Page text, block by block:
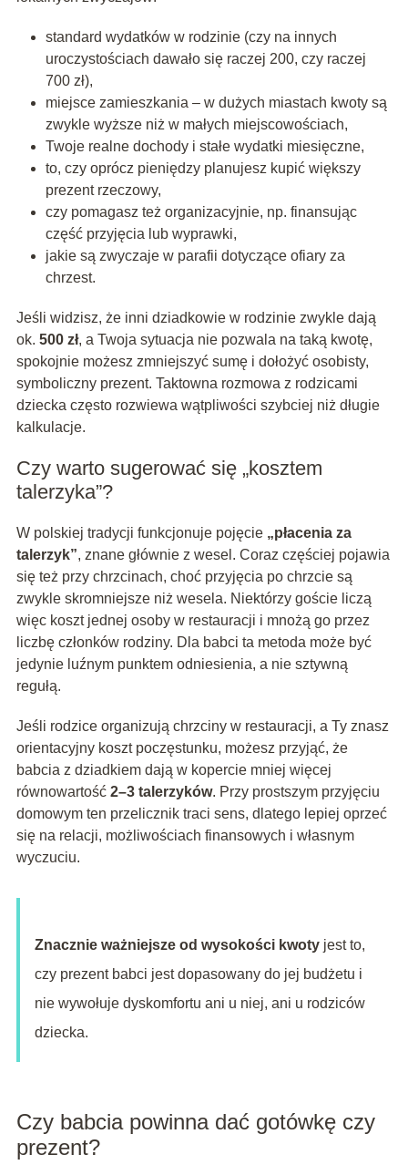
standard wydatków w rodzinie (czy na innych
uroczystościach dawało się raczej 200, czy raczej
700 zł),
miejsce zamieszkania – w dużych miastach kwoty są
zwykle wyższe niż w małych miejscowościach,
Twoje realne dochody i stałe wydatki miesięczne,
to, czy oprócz pieniędzy planujesz kupić większy
prezent rzeczowy,
czy pomagasz też organizacyjnie, np. finansując
część przyjęcia lub wyprawki,
jakie są zwyczaje w parafii dotyczące ofiary za
chrzest.
Jeśli widzisz, że inni dziadkowie w rodzinie zwykle dają
ok. 500 zł, a Twoja sytuacja nie pozwala na taką kwotę,
spokojnie możesz zmniejszyć sumę i dołożyć osobisty,
symboliczny prezent. Taktowna rozmowa z rodzicami
dziecka często rozwiewa wątpliwości szybciej niż długie
kalkulacje.
Czy warto sugerować się „kosztem
talerzyka”?
W polskiej tradycji funkcjonuje pojęcie „płacenia za
talerzyk”, znane głównie z wesel. Coraz częściej pojawia
się też przy chrzcinach, choć przyjęcia po chrzcie są
zwykle skromniejsze niż wesela. Niektórzy goście liczą
więc koszt jednej osoby w restauracji i mnożą go przez
liczbę członków rodziny. Dla babci ta metoda może być
jedynie luźnym punktem odniesienia, a nie sztywną
regułą.
Jeśli rodzice organizują chrzciny w restauracji, a Ty znasz
orientacyjny koszt poczęstunku, możesz przyjąć, że
babcia z dziadkiem dają w kopercie mniej więcej
równowartość 2–3 talerzyków. Przy prostszym przyjęciu
domowym ten przelicznik traci sens, dlatego lepiej oprzeć
się na relacji, możliwościach finansowych i własnym
wyczuciu.
Znacznie ważniejsze od wysokości kwotyjest to,
czy prezent babci jest dopasowany do jej budżetu i
nie wywołuje dyskomfortu ani u niej, ani u rodziców
dziecka.
Czy babcia powinna dać gotówkę czy
prezent?